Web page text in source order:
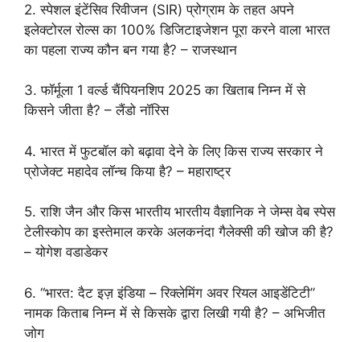
2. स्पेशल इंटेंसिव रिवीजन (SIR) प्रोग्राम के तहत अपने
इलेक्टोरल रोल्स का 100% डिजिटाइजेशन पूरा करने वाला भारत
का पहला राज्य कौन बन गया है? – राजस्थान
3. फॉर्मूला 1 वर्ल्ड चैंपियनशिप 2025 का खिताब निम्न में से
किसने जीता है? – लैंडो नॉरिस
4. भारत में फुटबॉल को बढ़ावा देने के लिए किस राज्य सरकार ने
प्रोजेक्ट महादेव लॉन्च किया है? – महाराष्ट्र
5. राशि जैन और किस भारतीय भारतीय वैज्ञानिक ने जेम्स वेब स्पेस
टेलीस्कोप का इस्तेमाल करके अलकनंदा गैलेक्सी की खोज की है?
– योगेश वडाडेकर
6. “भारत: दैट इज़ इंडिया – रिक्लेमिंग अवर रियल आइडेंटिटी”
नामक किताब निम्न में से किसके द्वारा लिखी गयी है? – अभिजीत
जोग